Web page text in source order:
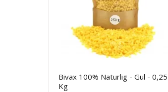
Bivax 100% Naturlig - Gul - 0,25
Kg